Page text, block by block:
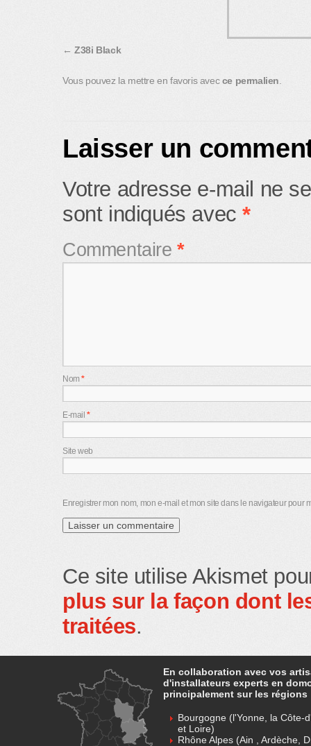
Z38i Black
Vous pouvez la mettre en favoris avecce permalien
Laisser un
Votre adresse e-mail ne
sont indiqués avec*
Commentaire*
Nom*
E-mail*
Site web
Enregistrer mon nom, mon e-mail et mon site dans le navigateur pour
Ce site utilise Akismet
plus sur la façon dont
traitées.
En collaboration avec vos
d'installateurs experts en
principalement sur les régions
Bourgogne (l'Yonne, la Côte-
et Loire)
Rhône Alpes (Ain , Ardèche,